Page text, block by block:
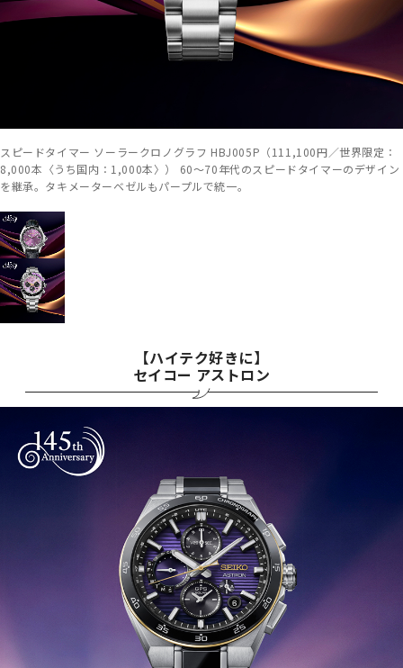
スピードタイマー ソーラークロノグラフ HBJ005P（111,100円／世界限定：
8,000本〈うち国内：1,000本〉） 60～70年代のスピードタイマーのデザイン
を継承。タキメーターベゼルもパープルで統一。
【ハイテク好きに】
セイコー アストロン